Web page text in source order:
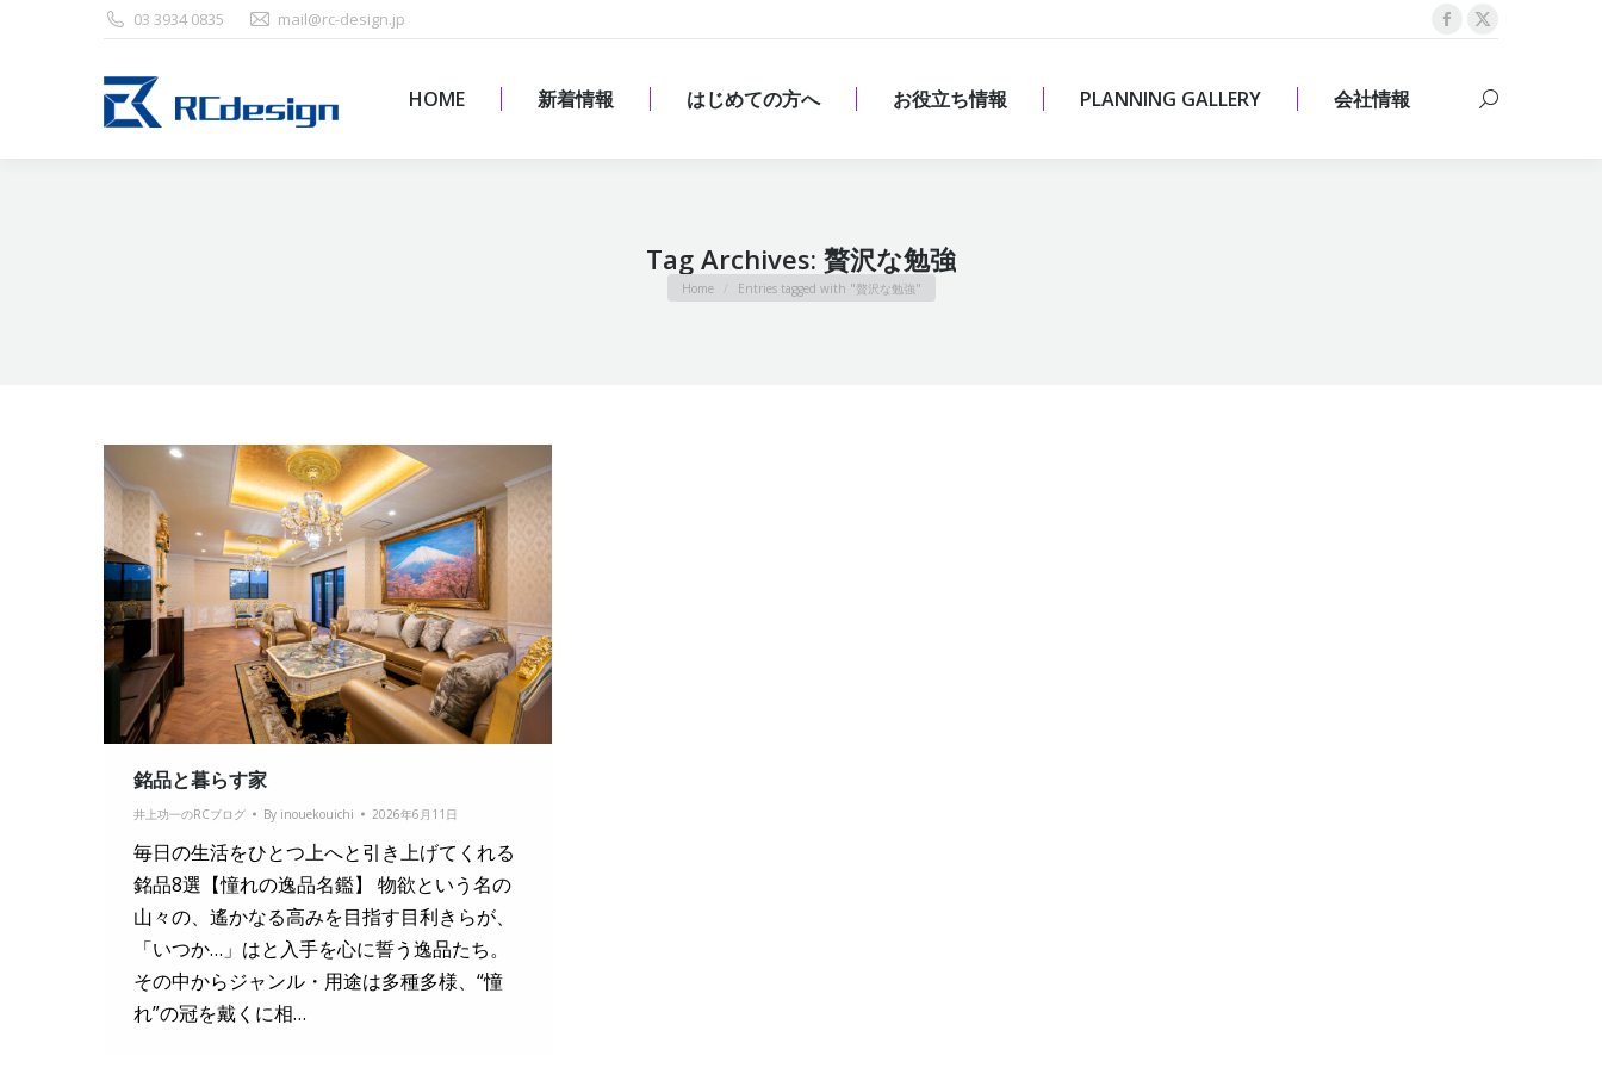
03 3934 0835 mail@rc-design.jp
Facebook
opens
X
opens
HOME 新着情報 はじめての方へ お役立ち情報 PLANNING GALLERY 会社情報 Search:
Tag Archives: 贅沢な勉強
You are here:
Home Entries tagged with "贅沢な勉強"
銘品と暮らす家
井上功一のRCブログ By inouekouichi 2026年6月11日
毎日の生活をひとつ上へと引き上げてくれる
銘品8選【憧れの逸品名鑑】 物欲という名の
山々の、遙かなる高みを目指す目利きらが、
「いつか…」はと入手を心に誓う逸品たち。
その中からジャンル・用途は多種多様、“憧
れ”の冠を戴くに相…
HOME 新着情報 はじめての方へ お役立ち情報 PLANNING GALLERY 会社情報 Search: